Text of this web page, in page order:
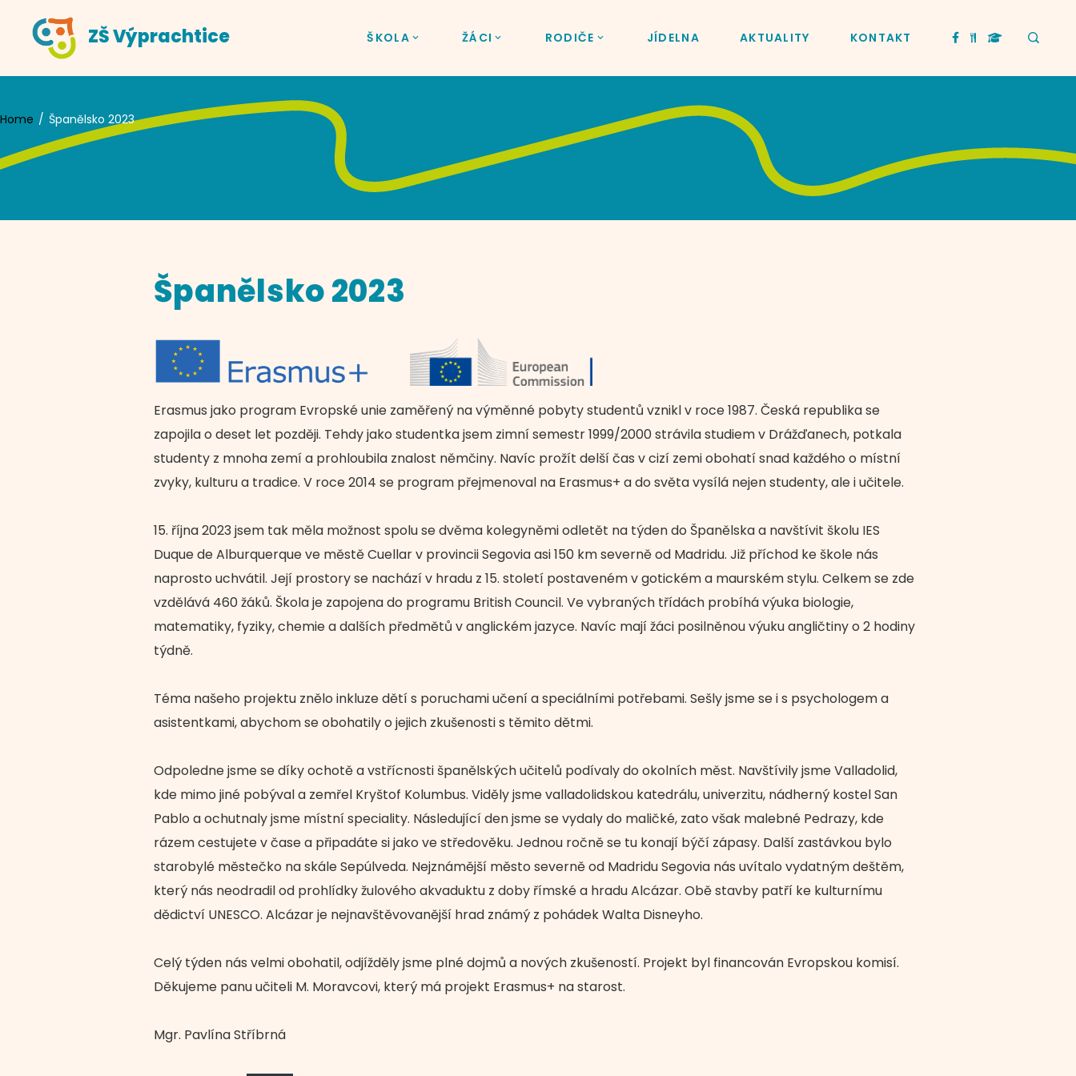
content
ZŠ Výprachtice ŠKOLA ŽÁCI RODIČE JÍDELNA AKTUALITY KONTAKT
Home Španělsko 2023
Španělsko 2023
Erasmus jako program Evropské unie zaměřený na výměnné pobyty studentů vznikl v roce 1987. Česká republika se
zapojila o deset let později. Tehdy jako studentka jsem zimní semestr 1999/2000 strávila studiem v Drážďanech, potkala
studenty z mnoha zemí a prohloubila znalost němčiny. Navíc prožít delší čas v cizí zemi obohatí snad každého o místní
zvyky, kulturu a tradice. V roce 2014 se program přejmenoval na Erasmus+ a do světa vysílá nejen studenty, ale i učitele.
15. října 2023 jsem tak měla možnost spolu se dvěma kolegyněmi odletět na týden do Španělska a navštívit školu IES
Duque de Alburquerque ve městě Cuellar v provincii Segovia asi 150 km severně od Madridu. Již příchod ke škole nás
naprosto uchvátil. Její prostory se nachází v hradu z 15. století postaveném v gotickém a maurském stylu. Celkem se zde
vzdělává 460 žáků. Škola je zapojena do programu British Council. Ve vybraných třídách probíhá výuka biologie,
matematiky, fyziky, chemie a dalších předmětů v anglickém jazyce. Navíc mají žáci posilněnou výuku angličtiny o 2 hodiny
týdně.
Téma našeho projektu znělo inkluze dětí s poruchami učení a speciálními potřebami. Sešly jsme se i s psychologem a
asistentkami, abychom se obohatily o jejich zkušenosti s těmito dětmi.
Odpoledne jsme se díky ochotě a vstřícnosti španělských učitelů podívaly do okolních měst. Navštívily jsme Valladolid,
kde mimo jiné pobýval a zemřel Kryštof Kolumbus. Viděly jsme valladolidskou katedrálu, univerzitu, nádherný kostel San
Pablo a ochutnaly jsme místní speciality. Následující den jsme se vydaly do maličké, zato však malebné Pedrazy, kde
rázem cestujete v čase a připadáte si jako ve středověku. Jednou ročně se tu konají býčí zápasy. Další zastávkou bylo
starobylé městečko na skále Sepúlveda. Nejznámější město severně od Madridu Segovia nás uvítalo vydatným deštěm,
který nás neodradil od prohlídky žulového akvaduktu z doby římské a hradu Alcázar. Obě stavby patří ke kulturnímu
dědictví UNESCO. Alcázar je nejnavštěvovanější hrad známý z pohádek Walta Disneyho.
Celý týden nás velmi obohatil, odjížděly jsme plné dojmů a nových zkušeností. Projekt byl financován Evropskou komisí.
Děkujeme panu učiteli M. Moravcovi, který má projekt Erasmus+ na starost.
Mgr. Pavlína Stříbrná